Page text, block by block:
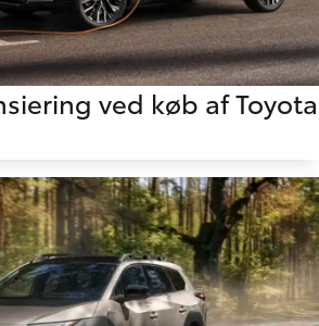
ved køb af Toyota